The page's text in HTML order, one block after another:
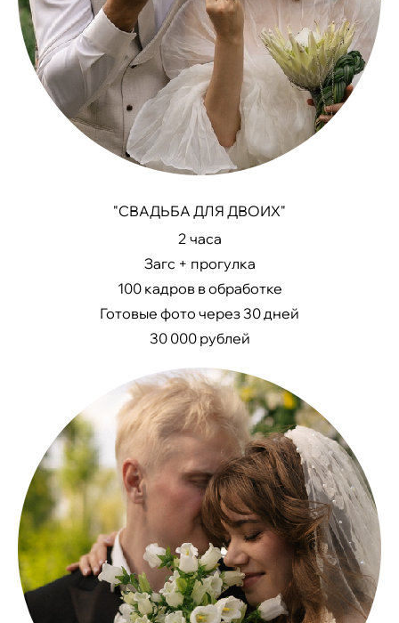
"СВАДЬБА ДЛЯ ДВОИХ"
2 часа
Загс + прогулка
100 кадров в обработке
Готовые фото через 30 дней
30 000 рублей